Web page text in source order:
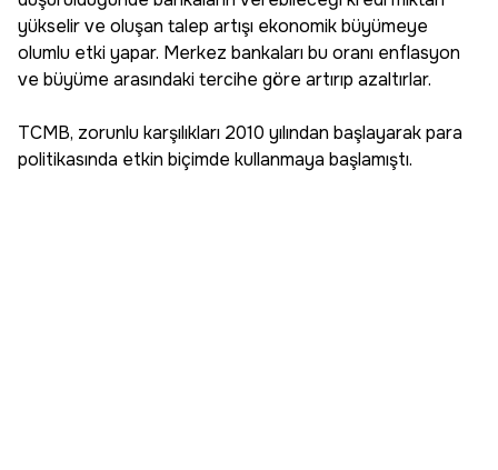
yükselir ve oluşan talep artışı ekonomik büyümeye
olumlu etki yapar. Merkez bankaları bu oranı enflasyon
ve büyüme arasındaki tercihe göre artırıp azaltırlar.
TCMB, zorunlu karşılıkları 2010 yılından başlayarak para
politikasında etkin biçimde kullanmaya başlamıştı.